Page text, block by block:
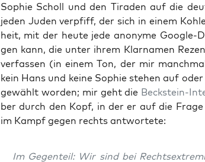
Sophie Scholl und den Tira­den auf die
jeden Juden ver­pfiff, der sich in einem
heit, mit der heu­te jede anony­me Goog­le-
gen kann, die unter ihrem Klar­na­men
ver­fas­sen (in einem Ton, der mir
kein Hans und kei­ne Sophie ste­hen auf
gewählt wor­den; mir geht die Beck­stein-
ber durch den Kopf, in der er auf die
im Kampf gegen rechts antwortete:
Im Gegen­teil: Wir sind bei